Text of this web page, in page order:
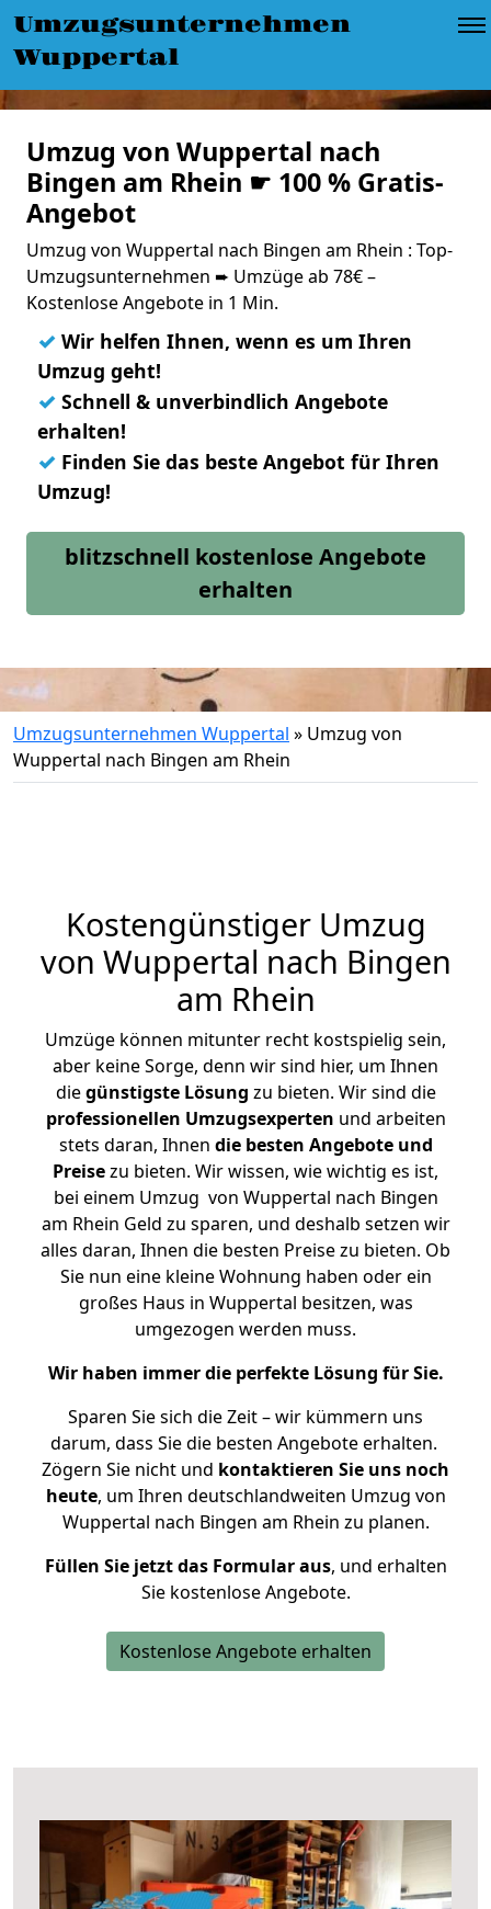
Umzugsunternehmen
Wuppertal
Umzug von Wuppertal nach
Bingen am Rhein ☛ 100 % Gratis-
Angebot
Umzug von Wuppertal nach Bingen am Rhein : Top-
Umzugsunternehmen ➨ Umzüge ab 78€ –
Kostenlose Angebote in 1 Min.
✓ Wir helfen Ihnen, wenn es um Ihren
Umzug geht!
✓ Schnell & unverbindlich Angebote
erhalten!
✓ Finden Sie das beste Angebot für Ihren
Umzug!
blitzschnell kostenlose Angebote
erhalten
Umzugsunternehmen Wuppertal » Umzug von
Wuppertal nach Bingen am Rhein
Kostengünstiger Umzug
von Wuppertal nach Bingen
am Rhein
Umzüge können mitunter recht kostspielig sein,
aber keine Sorge, denn wir sind hier, um Ihnen
diegünstigste Lösung zu bieten. Wir sind die
professionellen Umzugsexperten und arbeiten
stets daran, Ihnen die besten Angebote und
Preisezu bieten. Wir wissen, wie wichtig es ist,
bei einem Umzug von Wuppertal nach Bingen
am Rhein Geld zu sparen, und deshalb setzen wir
alles daran, Ihnen die besten Preise zu bieten. Ob
Sie nun eine kleine Wohnung haben oder ein
großes Haus in Wuppertal besitzen, was
umgezogen werden muss.
Wir haben immer die perfekte Lösung für Sie.
Sparen Sie sich die Zeit – wir kümmern uns
darum, dass Sie die besten Angebote erhalten.
Zögern Sie nicht und kontaktieren Sie uns noch
heute, um Ihren deutschlandweiten Umzug von
Wuppertal nach Bingen am Rhein zu planen.
Füllen Sie jetzt das Formular aus, und erhalten
Sie kostenlose Angebote.
Kostenlose Angebote erhalten